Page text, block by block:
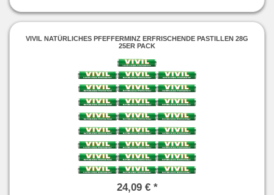
VIVIL NATÜRLICHES PFEFFERMINZ ERFRISCHENDE PASTILLEN 28G
25ER PACK
24,09 € *